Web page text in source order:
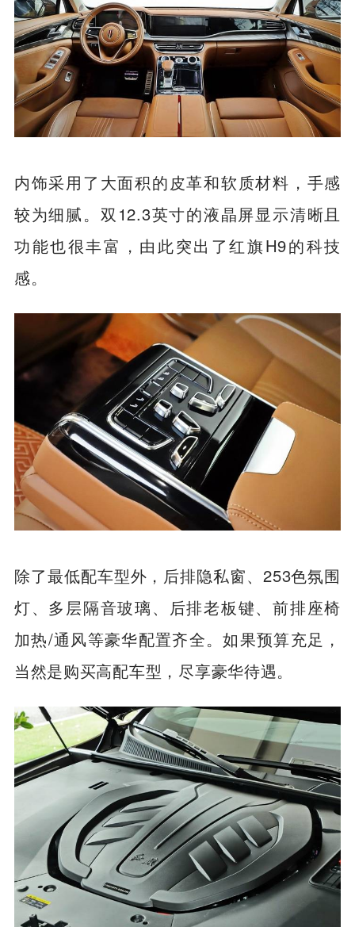
内饰采用了大面积的皮革和软质材料，手感
较为细腻。双12.3英寸的液晶屏显示清晰且
功能也很丰富，由此突出了红旗H9的科技
感。
除了最低配车型外，后排隐私窗、253色氛围
灯、多层隔音玻璃、后排老板键、前排座椅
加热/通风等豪华配置齐全。如果预算充足，
当然是购买高配车型，尽享豪华待遇。